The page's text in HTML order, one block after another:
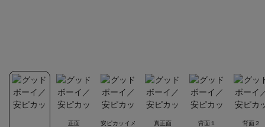
正面
安ピカッイメ
真正面 背面１ 背面２